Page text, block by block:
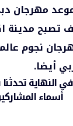
مهرجان
تصبح مدينة
نجوم
أيضا.
في النهاية
أسماء